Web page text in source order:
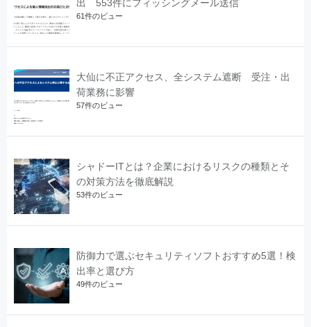
出 553件にフィッシングメール送信
61件のビュー
大仙に不正アクセス、全システム遮断 受注・出
荷業務に影響
57件のビュー
シャドーITとは？企業におけるリスクの種類とそ
の対策方法を徹底解説
53件のビュー
防御力で選ぶセキュリティソフトおすすめ5選！検
出率と選び方
49件のビュー